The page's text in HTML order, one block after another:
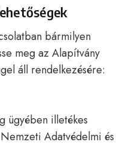
bármilyen
meg az Alapítvány
áll rendelkezésére:
ügyében illetékes
Adatvédelmi és